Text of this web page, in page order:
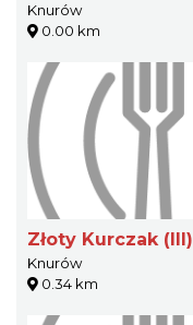
Knurów
0.00 km
Złoty Kurczak (III)
Knurów
0.34 km